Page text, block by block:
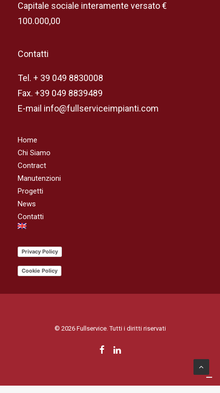
Capitale sociale interamente versato €
100.000,00
Contatti
Tel. + 39 049 8830008
Fax. +39 049 8839489
E-mail info@fullserviceimpianti.com
Home
Chi Siamo
Contract
Manutenzioni
Progetti
News
Contatti
Privacy Policy
Cookie Policy
© 2026 Fullservice. Tutti i diritti riservati